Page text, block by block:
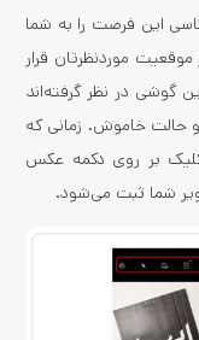
این فرصت را به شما
موردنظرتان قرار
برای تایمر این گوشی در نظر گرفته‌اند
حالت 2 ثانیه، 5 ثانیه، 10 ثانیه و حالت خاموش. زمانی که
کلیک بر روی دکمه عکس
شما ثبت می‌شود.